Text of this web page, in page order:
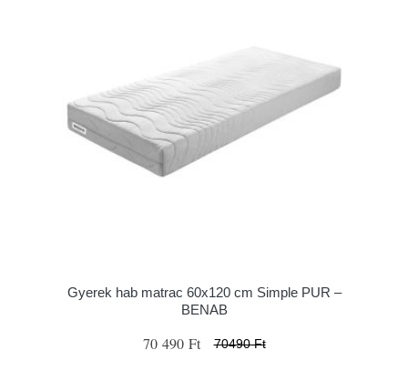
Gyerek hab matrac 60x120 cm Simple PUR –
BENAB
70 490 Ft 70490 Ft